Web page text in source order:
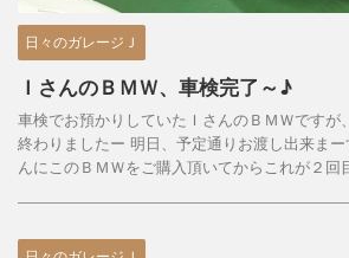
日々のガレージＪ
ＩさんのＢＭＷ、車検完了～♪
車検でお預かりしていたＩさんのＢＭＷですが
終わりましたー 明日、予定通りお渡し出来ま
んにこのＢＭＷをご購入頂いてからこれが２回